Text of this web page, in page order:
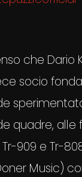
che Dario
socio
quadre, alle
909 e Tr-
Music)